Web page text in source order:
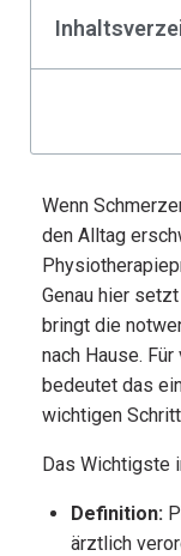
Wenn
den Alltag
Genau hier
bringt die
nach Hause.
bedeutet das
wichtigen
Das Wichtigste
Definition:
ärztlich